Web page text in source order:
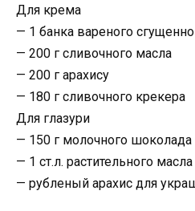
Для крема
— 1 банка вареного
— 200 г сливочного масла
— 200 г арахису
— 180 г сливочного крекера
Для глазури
— 150 г молочного шоколада
— 1 ст.л. растительного масла
— рубленый арахис для